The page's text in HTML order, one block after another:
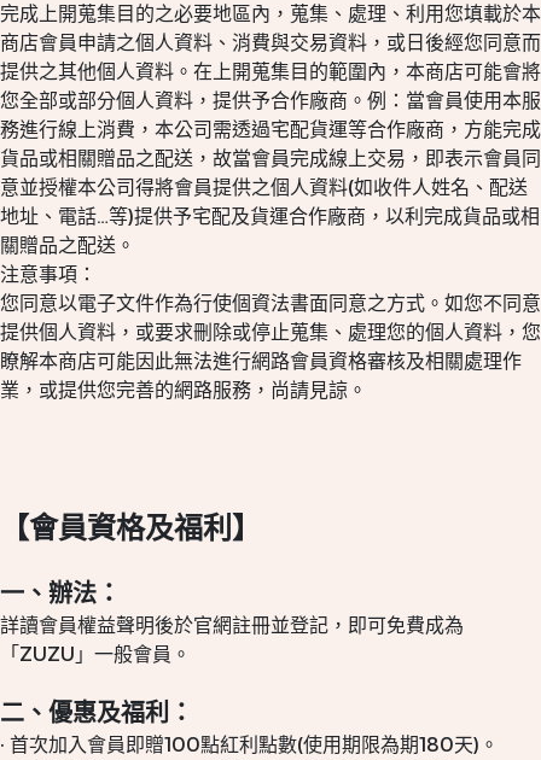
完成上開蒐集目的之必要地區內，蒐集、處理、利用您填載於本
商店會員申請之個人資料、消費與交易資料，或日後經您同意而
提供之其他個人資料。在上開蒐集目的範圍內，本商店可能會將
您全部或部分個人資料，提供予合作廠商。例：當會員使用本服
務進行線上消費，本公司需透過宅配貨運等合作廠商，方能完成
貨品或相關贈品之配送，故當會員完成線上交易，即表示會員同
意並授權本公司得將會員提供之個人資料(如收件人姓名、配送
地址、電話…等)提供予宅配及貨運合作廠商，以利完成貨品或相
關贈品之配送。
注意事項：
您同意以電子文件作為行使個資法書面同意之方式。如您不同意
提供個人資料，或要求刪除或停止蒐集、處理您的個人資料，您
瞭解本商店可能因此無法進行網路會員資格審核及相關處理作
業，或提供您完善的網路服務，尚請見諒。
【會員資格及福利】
一、辦法：
詳讀會員權益聲明後於官網註冊並登記，即可免費成為
「ZUZU」一般會員。
二、優惠及福利：
· 首次加入會員即贈100點紅利點數(使用期限為期180天)。